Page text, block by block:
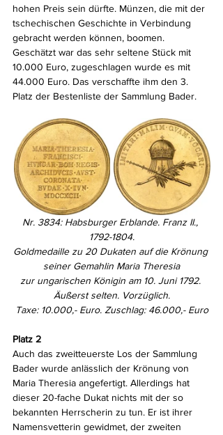
hohen Preis sein dürfte. Münzen, die mit der
tschechischen Geschichte in Verbindung
gebracht werden können, boomen.
Geschätzt war das sehr seltene Stück mit
10.000 Euro, zugeschlagen wurde es mit
44.000 Euro. Das verschaffte ihm den 3.
Platz der Bestenliste der Sammlung Bader.
Nr. 3834: Habsburger Erblande. Franz II.,
1792-1804.
Goldmedaille zu 20 Dukaten auf die Krönung
seiner Gemahlin Maria Theresia
zur ungarischen Königin am 10. Juni 1792.
Äußerst selten. Vorzüglich.
Taxe: 10.000,- Euro. Zuschlag: 46.000,- Euro
Platz 2
Auch das zweitteuerste Los der Sammlung
Bader wurde anlässlich der Krönung von
Maria Theresia angefertigt. Allerdings hat
dieser 20-fache Dukat nichts mit der so
bekannten Herrscherin zu tun. Er ist ihrer
Namensvetterin gewidmet, der zweiten